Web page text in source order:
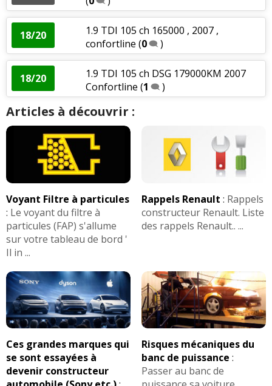
18/20
1.9 TDI 105 ch 165000 , 2007 ,
confortline (0 )
18/20
1.9 TDI 105 ch DSG 179000KM 2007
Confortline (1 )
Articles à découvrir :
Voyant Filtre à particules
: Le voyant du filtre à
particules (FAP) s'allume
sur votre tableau de bord '
Il in ...
Rappels Renault : Rappels
constructeur Renault. Liste
des rappels Renault.. ...
Ces grandes marques qui
se sont essayées à
devenir constructeur
Risques mécaniques du
banc de puissance :
Passer au banc de